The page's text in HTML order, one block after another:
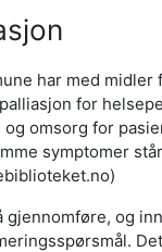
har med
for
omsorg for
symptomer
og